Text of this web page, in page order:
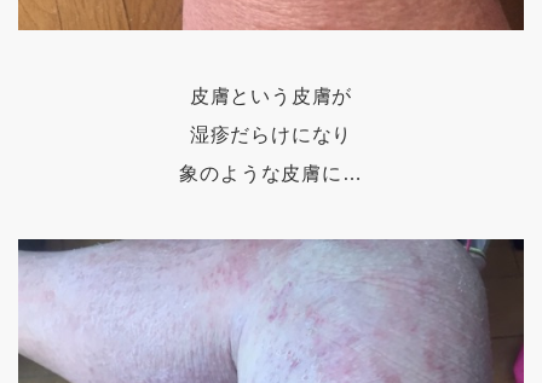
皮膚という皮膚が
湿疹だらけになり
象のような皮膚に…